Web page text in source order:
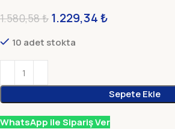
1.580,58₺ 1.229,34₺
10 adet stokta
Sepete Ekle
WhatsApp ile Sipariş Ver